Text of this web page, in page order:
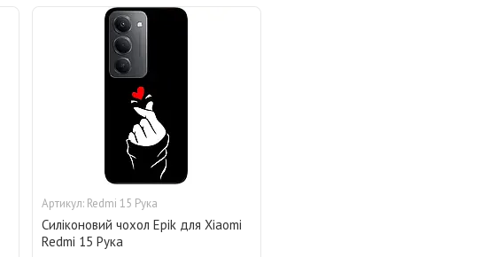
Redmi 15 Рука
Силіконовий чохол Epik для Xiaomi
Redmi 15 Рука